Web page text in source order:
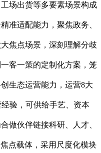
场出货等多要素场景构成
准适配能力，聚焦政务、
焦点场景，深刻理解分歧
客一策的定制化方案，笼
生态运营能力，运营8大
验，可供给手艺、资本
做伙伴链接科研、人才、
点载体，采用尺度化模块